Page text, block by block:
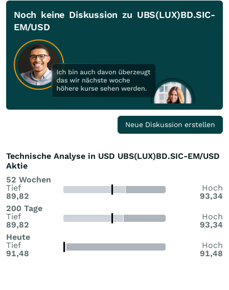
Noch keine Diskussion zu UBS(LUX)BD.SIC-
EM/USD
Neue Diskussion erstellen
Technische Analyse in USD UBS(LUX)BD.SIC-EM/USD
Aktie
52 Wochen
Tief
89,82
Hoch
93,34
200 Tage
Tief
89,82
Hoch
93,34
Heute
Tief
91,48
Hoch
91,48